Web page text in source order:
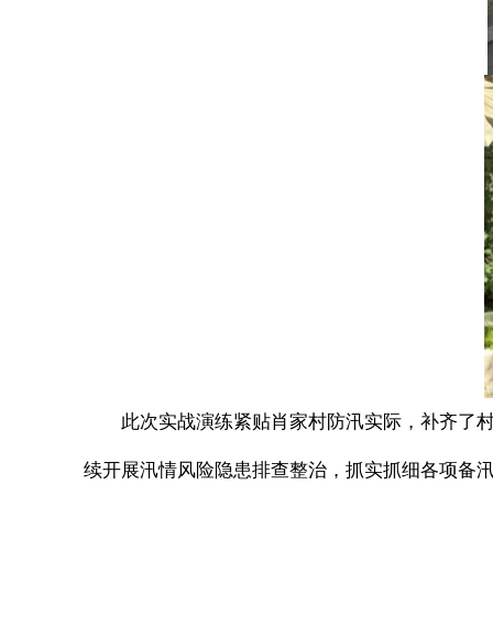
此次实战演练紧贴肖家村防汛实际，补齐了
续开展汛情风险隐患排查整治，抓实抓细各项备